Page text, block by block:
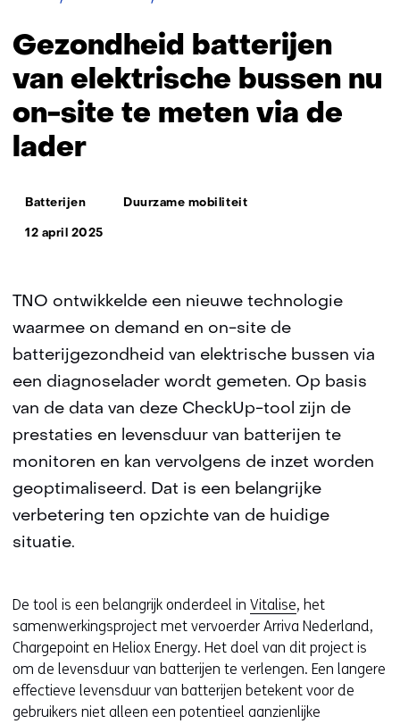
van
elektrische
bussen
nu
on-
site
de
Gezondheid batterijen
van elektrische bussen nu
on-site te meten via de
lader
Thema:
Batterijen Duurzame mobiliteit
12 april 2025
TNO ontwikkelde een nieuwe technologie
waarmee on demand en on-site de
batterijgezondheid van elektrische bussen via
een diagnoselader wordt gemeten. Op basis
van de data van deze CheckUp-tool zijn de
prestaties en levensduur van batterijen te
monitoren en kan vervolgens de inzet worden
geoptimaliseerd. Dat is een belangrijke
verbetering ten opzichte van de huidige
situatie.
De tool is een belangrijk onderdeel in Vitalise, het
samenwerkingsproject met vervoerder Arriva Nederland,
Chargepoint en Heliox Energy. Het doel van dit project is
om de levensduur van batterijen te verlengen. Een langere
effectieve levensduur van batterijen betekent voor de
gebruikers niet alleen een potentieel aanzienlijke